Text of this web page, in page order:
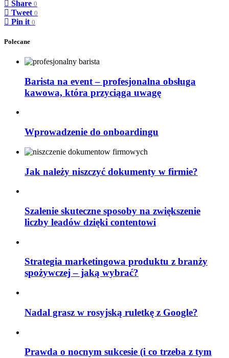
Share 0
Tweet 0
Pin it 0
Polecane
Barista na event – profesjonalna obsługa
kawowa, która przyciąga uwagę
Wprowadzenie do onboardingu
Jak należy niszczyć dokumenty w firmie?
Szalenie skuteczne sposoby na zwiększenie
liczby leadów dzięki contentowi
Strategia marketingowa produktu z branży
spożywczej – jaką wybrać?
Nadal grasz w rosyjską ruletkę z Google?
Prawda o nocnym sukcesie (i co trzeba z tym